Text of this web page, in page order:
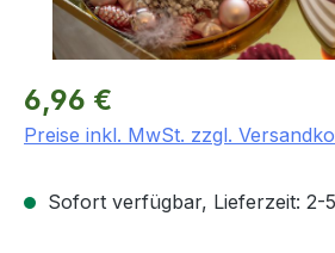
Regulärer Preis:
6,96 €
Preise inkl. MwSt. zzgl.
Sofort verfügbar, Lieferzeit: 2-